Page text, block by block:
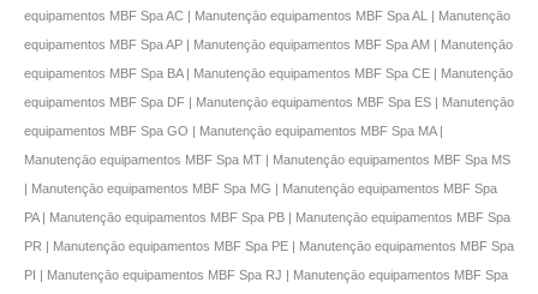
equipamentos MBF Spa AC | Manutençāo equipamentos MBF Spa AL | Manutençāo
equipamentos MBF Spa AP | Manutençāo equipamentos MBF Spa AM | Manutençāo
equipamentos MBF Spa BA | Manutençāo equipamentos MBF Spa CE | Manutençāo
equipamentos MBF Spa DF | Manutençāo equipamentos MBF Spa ES | Manutençāo
equipamentos MBF Spa GO | Manutençāo equipamentos MBF Spa MA |
Manutençāo equipamentos MBF Spa MT | Manutençāo equipamentos MBF Spa MS
| Manutençāo equipamentos MBF Spa MG | Manutençāo equipamentos MBF Spa
PA | Manutençāo equipamentos MBF Spa PB | Manutençāo equipamentos MBF Spa
PR | Manutençāo equipamentos MBF Spa PE | Manutençāo equipamentos MBF Spa
PI | Manutençāo equipamentos MBF Spa RJ | Manutençāo equipamentos MBF Spa